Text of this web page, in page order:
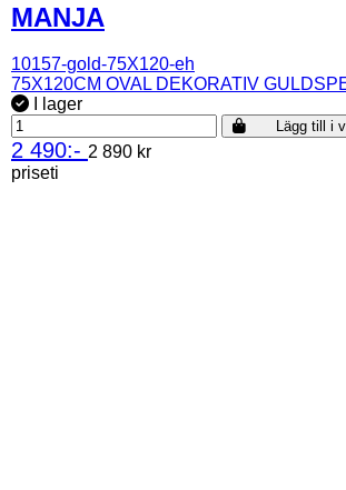
MANJA
10157-gold-75X120-eh
75X120CM OVAL DEKORATIV
I lager
Lägg till i
2 490:- 2 890 kr
priseti